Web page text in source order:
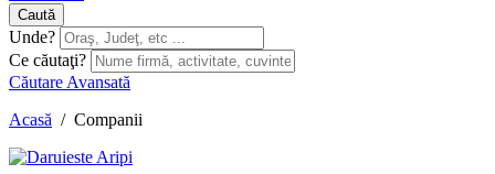
Caută
Unde?
Ce căutaţi?
Căutare Avansată
Acasă / Companii